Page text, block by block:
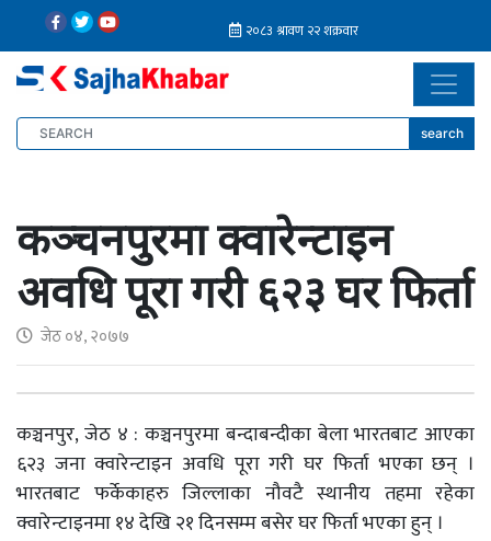
search
कञ्चनपुरमा क्वारेन्टाइन
अवधि पूरा गरी ६२३ घर फिर्ता
जेठ ०४, २०७७
कञ्चनपुर, जेठ ४ : कञ्चनपुरमा बन्दाबन्दीका बेला भारतबाट आएका
६२३ जना क्वारेन्टाइन अवधि पूरा गरी घर फिर्ता भएका छन् ।
भारतबाट फर्केकाहरु जिल्लाका नौवटै स्थानीय तहमा रहेका
क्वारेन्टाइनमा १४ देखि २१ दिनसम्म बसेर घर फिर्ता भएका हुन् ।